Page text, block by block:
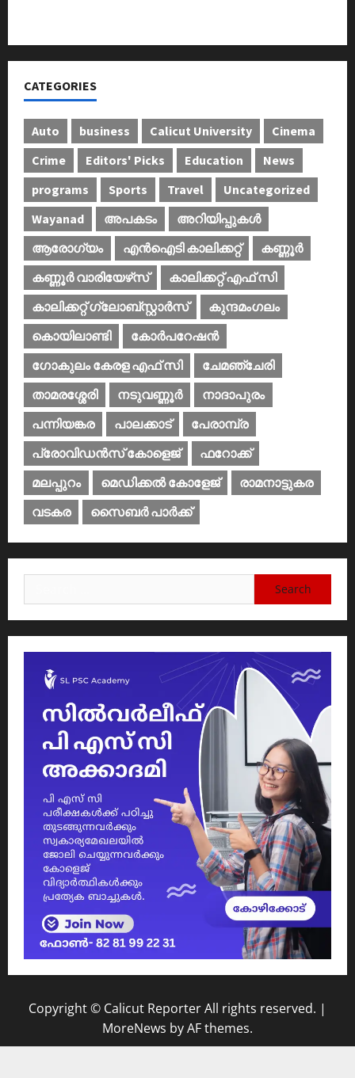
CATEGORIES
Auto business Calicut University
Cinema
Crime
Editors' Picks Education
News
programs
Sports Travel
Uncategorized
Wayanad
അപകടം
അറിയിപ്പുകള്‍
ആരോഗ്യം
എൻഐടി കാലിക്കറ്റ്
കണ്ണൂര്‍
കണ്ണൂര്‍ വാരിയേഴ്‌സ്
കാലിക്കറ്റ് എഫ് സി
കാലിക്കറ്റ് ഗ്ലോബ്സ്റ്റാർസ്
കുന്ദമംഗലം
കൊയിലാണ്ടി
കോര്‍പറേഷന്‍
ഗോകുലം കേരള എഫ് സി
ചേമഞ്ചേരി
താമരശ്ശേരി
നടുവണ്ണൂര്‍
നാദാപുരം
പന്നിയങ്കര
പാലക്കാട്‌
പേരാമ്പ്ര
പ്രോവിഡന്‍സ് കോളെജ്‌
ഫറോക്ക്
മലപ്പുറം
മെഡിക്കൽ കോളേജ്‌
രാമനാട്ടുകര
വടകര
സൈബര്‍ പാര്‍ക്ക്‌
for:
Copyright © Calicut Reporter All rights reserved. |
MoreNews by AF themes.